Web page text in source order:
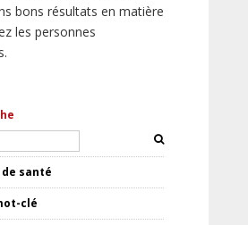
bons résultats en matière
les personnes
santé
clé